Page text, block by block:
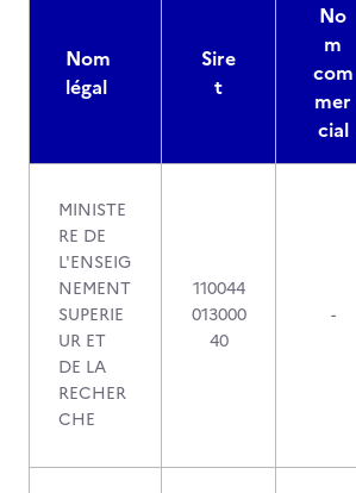
Nom
légal
Sire
t
No
m
com
mer
cial
MINISTE
RE DE
L'ENSEIG
NEMENT
SUPERIE
UR ET
DE LA
RECHER
CHE
110044
013000
40
-